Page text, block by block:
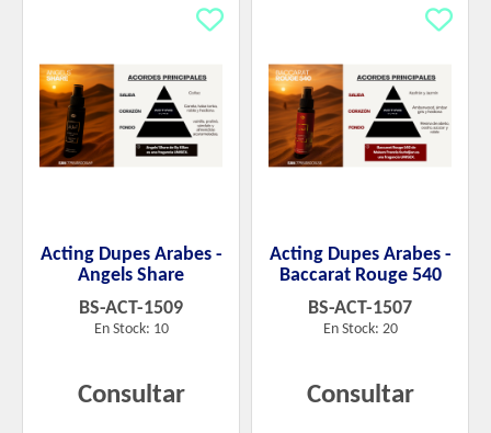
Acting Dupes Arabes -
Angels Share
BS-ACT-1509
En Stock: 10
Consultar
Acting Dupes Arabes -
Baccarat Rouge 540
BS-ACT-1507
En Stock: 20
Consultar